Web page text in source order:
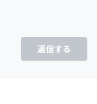
返信する